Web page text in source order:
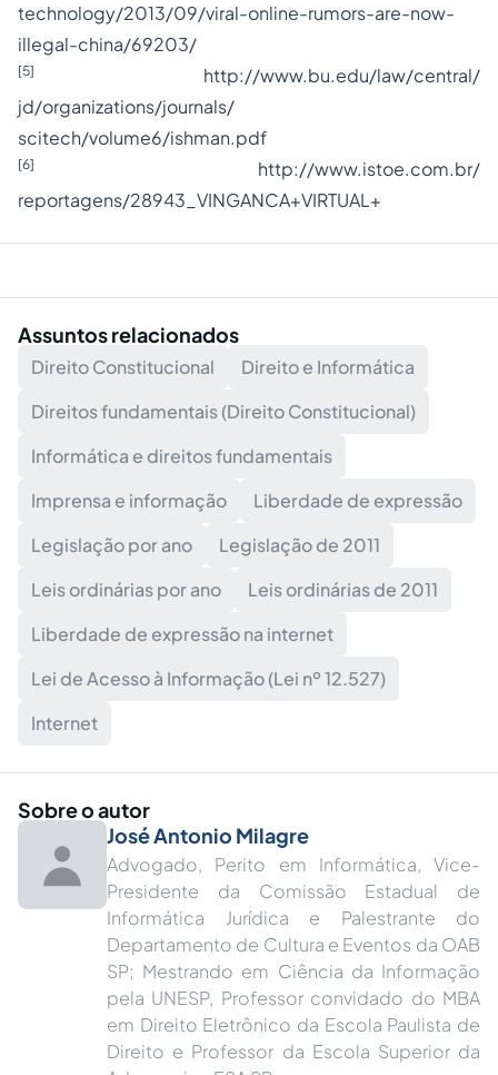
technology/2013/09/viral-online-rumors-are-now-
illegal-china/69203/
[5]
http://www.bu.edu/law/central/
jd/organizations/journals/
scitech/volume6/ishman.pdf
[6]
http://www.istoe.com.br/
reportagens/28943_VINGANCA+VIRTUAL+
Assuntos relacionados
Direito Constitucional
Direito e Informática
Direitos fundamentais (Direito Constitucional)
Informática e direitos fundamentais
Imprensa e informação
Liberdade de expressão
Legislação por ano
Legislação de 2011
Leis ordinárias por ano
Leis ordinárias de 2011
Liberdade de expressão na internet
Lei de Acesso à Informação (Lei nº 12.527)
Internet
Sobre o autor
José Antonio Milagre
Advogado, Perito em Informática, Vice-
Presidente da Comissão Estadual de
Informática Jurídica e Palestrante do
Departamento de Cultura e Eventos da OAB
SP; Mestrando em Ciência da Informação
pela UNESP, Professor convidado do MBA
em Direito Eletrônico da Escola Paulista de
Direito e Professor da Escola Superior da